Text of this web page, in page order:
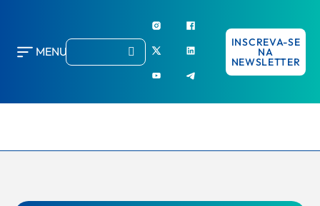
MENU
INSCREVA-SE
NA
NEWSLETTER